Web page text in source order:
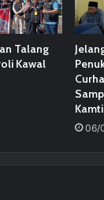
Talang
Kawal
06/